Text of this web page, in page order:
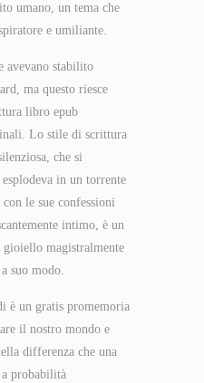
umano, un tema che
e umiliante.
avevano stabilito
ma questo riesce
libro epub
Lo stile di scrittura
che si
in un torrente
le sue confessioni
intimo, è un
gioiello magistralmente
suo modo.
è un gratis promemoria
il nostro mondo e
differenza che una
probabilità